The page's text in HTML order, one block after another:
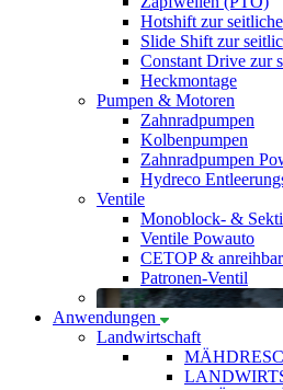
Hotshift zur
Slide Shift zur
Constant Drive zur
Heckmontage
Pumpen & Motoren
Zahnradpumpen
Kolbenpumpen
Zahnradpumpen
Hydreco
Ventile
Monoblock- &
Ventile Powauto
CETOP &
Patronen-Ventil
Anwendungen
Landwirtschaft